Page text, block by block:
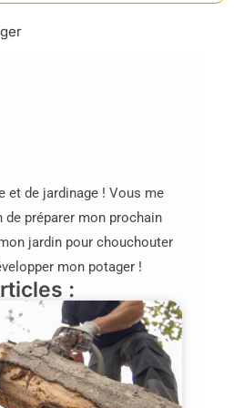
et de jardinage ! Vous me
préparer mon prochain
jardin pour chouchouter
mon potager !
: